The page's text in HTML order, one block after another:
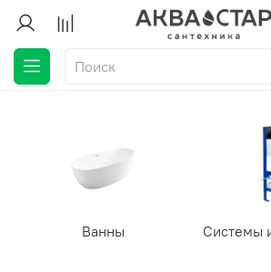
Ванны Системы